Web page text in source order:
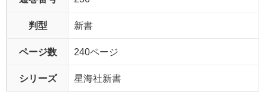
判型 新書
ページ数 240ページ
シリーズ 星海社新書